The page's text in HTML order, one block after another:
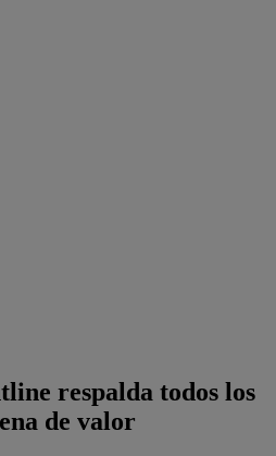
respalda todos los
de valor